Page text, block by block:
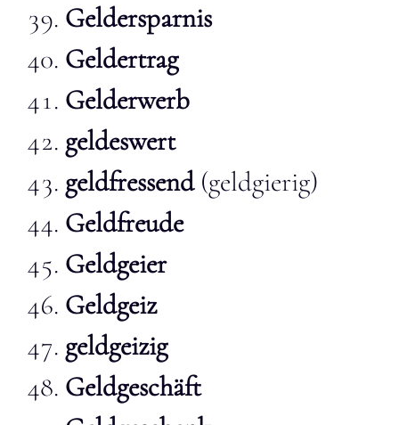
Geldersparnis
Geldertrag
Gelderwerb
geldeswert
geldfressend(geldgierig)
Geldfreude
Geldgeier
Geldgeiz
geldgeizig
Geldgeschäft